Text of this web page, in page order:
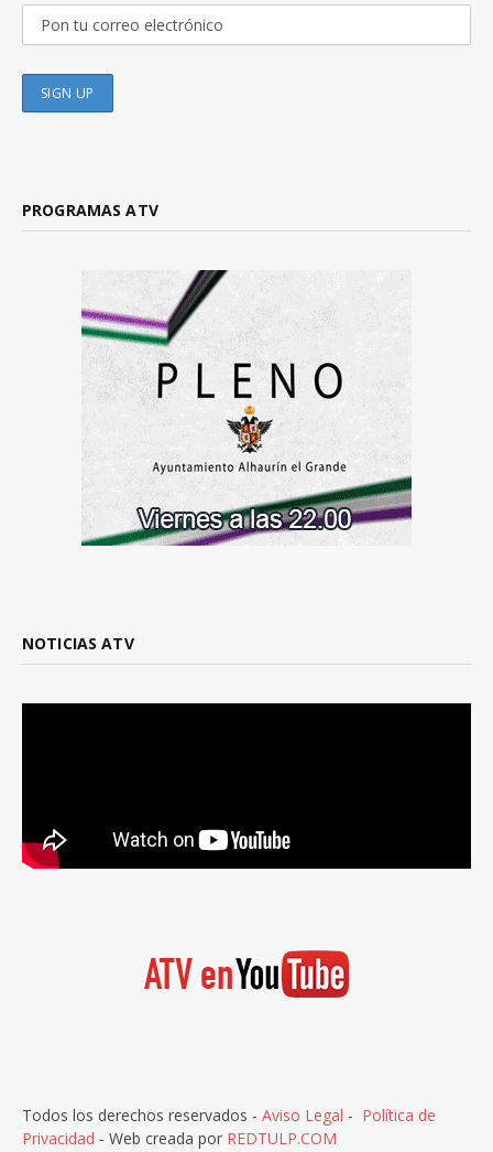
PROGRAMAS ATV
NOTICIAS ATV
Todos los derechos reservados - Aviso Legal - Política de
Privacidad - Web creada por REDTULP.COM